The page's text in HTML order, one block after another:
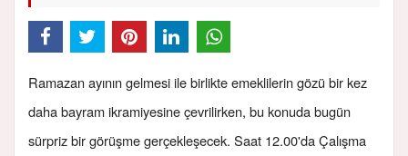
Ramazan ayının gelmesi ile birlikte emeklilerin gözü bir kez
daha bayram ikramiyesine çevrilirken, bu konuda bugün
sürpriz bir görüşme gerçekleşecek. Saat 12.00'da Çalışma